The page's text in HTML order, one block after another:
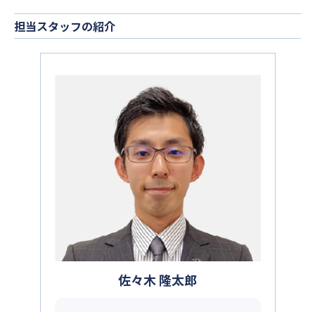
担当スタッフの紹介
佐々木 隆太郎